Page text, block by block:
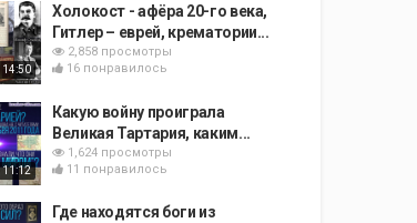
14:50
Холокост - афёра 20-го века,
Гитлер – еврей, крематории...
2,858 просмотры
16 понравилось
11:12
Какую войну проиграла
Великая Тартария, каким...
1,624 просмотры
11 понравилось
Где находятся боги из